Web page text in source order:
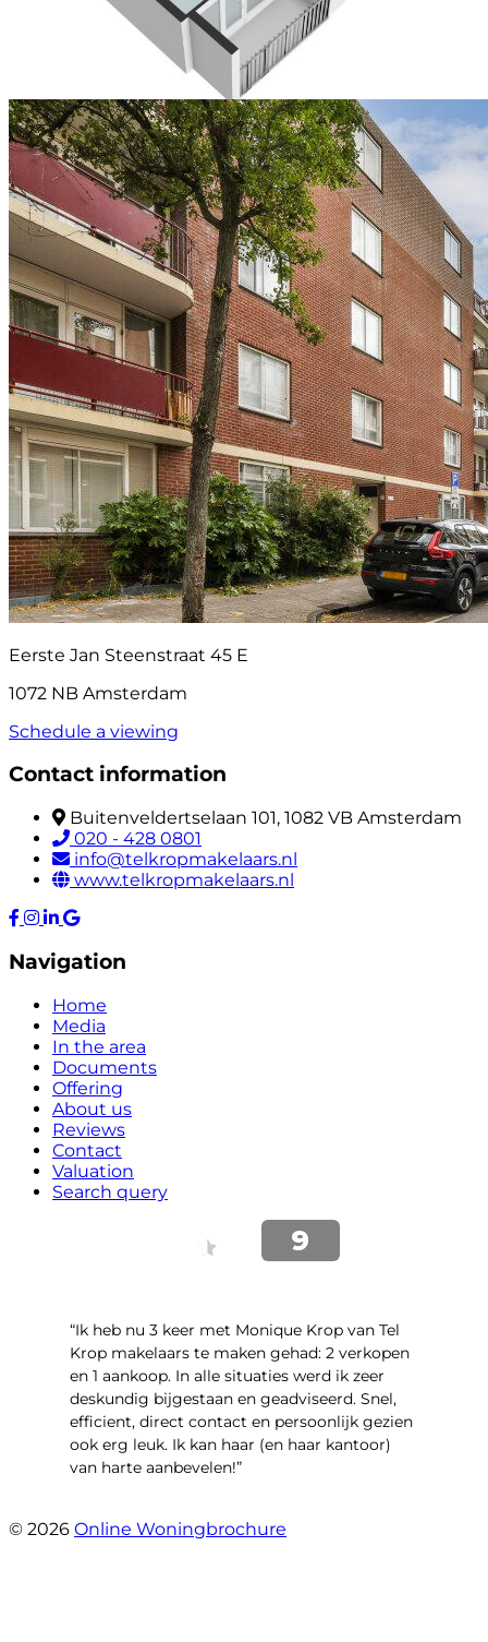
Eerste Jan Steenstraat 45 E
1072 NB Amsterdam
Schedule a viewing
Contact information
Buitenveldertselaan 101, 1082 VB Amsterdam
020 - 428 0801
info@telkropmakelaars.nl
www.telkropmakelaars.nl
Navigation
Home
Media
In the area
Documents
Offering
About us
Reviews
Contact
Valuation
Search query
“Ik heb nu 3 keer met Monique Krop van Tel
Krop makelaars te maken gehad: 2 verkopen
en 1 aankoop. In alle situaties werd ik zeer
deskundig bijgestaan en geadviseerd. Snel,
efficient, direct contact en persoonlijk gezien
ook erg leuk. Ik kan haar (en haar kantoor)
van harte aanbevelen!”
© 2026 Online Woningbrochure